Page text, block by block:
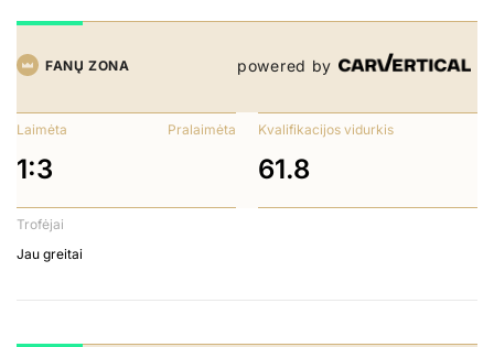
Trofėjai
Jau greitai
FANŲ ZONA powered by
Laimėta Pralaimėta
1:3
Kvalifikacijos vidurkis
61.8